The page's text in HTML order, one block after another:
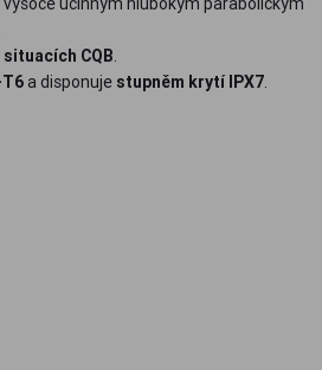
situacích CQB.
a disponuje stupněm krytí IPX7.